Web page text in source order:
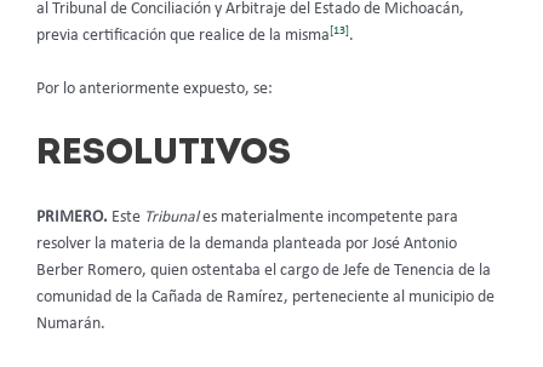
al Tribunal de Conciliación y Arbitraje del Estado de Michoacán,
previa certificación que realice de la misma[13].
Por lo anteriormente expuesto, se:
RESOLUTIVOS
PRIMERO. Este Tribunales materialmente incompetente para
resolver la materia de la demanda planteada por José Antonio
Berber Romero, quien ostentaba el cargo de Jefe de Tenencia de la
comunidad de la Cañada de Ramírez, perteneciente al municipio de
Numarán.